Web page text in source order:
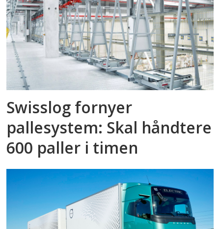
Swisslog fornyer
pallesystem: Skal håndtere
600 paller i timen